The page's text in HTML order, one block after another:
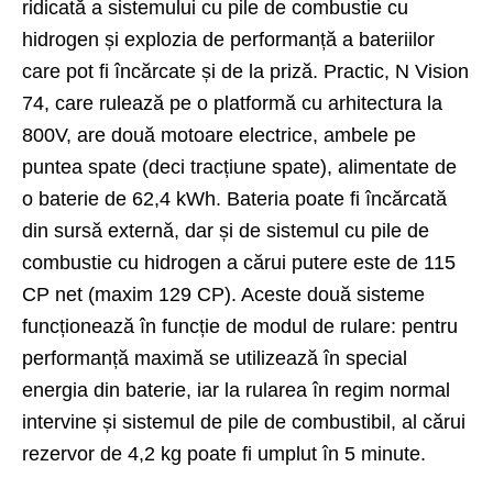
ridicată a sistemului cu pile de combustie cu
hidrogen și explozia de performanță a bateriilor
care pot fi încărcate și de la priză. Practic, N Vision
74, care rulează pe o platformă cu arhitectura la
800V, are două motoare electrice, ambele pe
puntea spate (deci tracțiune spate), alimentate de
o baterie de 62,4 kWh. Bateria poate fi încărcată
din sursă externă, dar și de sistemul cu pile de
combustie cu hidrogen a cărui putere este de 115
CP net (maxim 129 CP). Aceste două sisteme
funcționează în funcție de modul de rulare: pentru
performanță maximă se utilizează în special
energia din baterie, iar la rularea în regim normal
intervine și sistemul de pile de combustibil, al cărui
rezervor de 4,2 kg poate fi umplut în 5 minute.